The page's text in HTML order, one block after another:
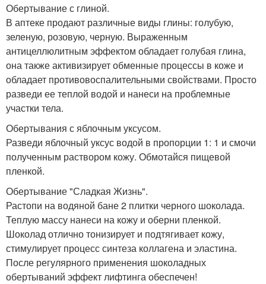
Обертывание с глиной.
В аптеке продают различные виды глины: голубую,
зеленую, розовую, черную. Выраженным
антицеллюлитным эффектом обладает голубая глина,
она также активизирует обменные процессы в коже и
обладает противовоспалительными свойствами. Просто
разведи ее теплой водой и нанеси на проблемные
участки тела.
Обертывания с яблочным уксусом.
Разведи яблочный уксус водой в пропорции 1: 1 и смочи
полученным раствором кожу. Обмотайся пищевой
пленкой.
Обертывание "Сладкая Жизнь".
Растопи на водяной бане 2 плитки черного шоколада.
Теплую массу нанеси на кожу и оберни пленкой.
Шоколад отлично тонизирует и подтягивает кожу,
стимулирует процесс синтеза коллагена и эластина.
После регулярного применения шоколадных
обертываний эффект лифтинга обеспечен!